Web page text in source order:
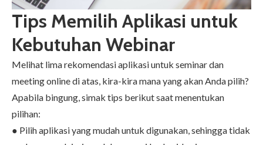
Tips Memilih Aplikasi untuk
Kebutuhan Webinar
Melihat lima rekomendasi aplikasi untuk seminar dan
meeting online di atas, kira-kira mana yang akan Anda pilih?
Apabila bingung, simak tips berikut saat menentukan
pilihan:
● Pilih aplikasi yang mudah untuk digunakan, sehingga tidak